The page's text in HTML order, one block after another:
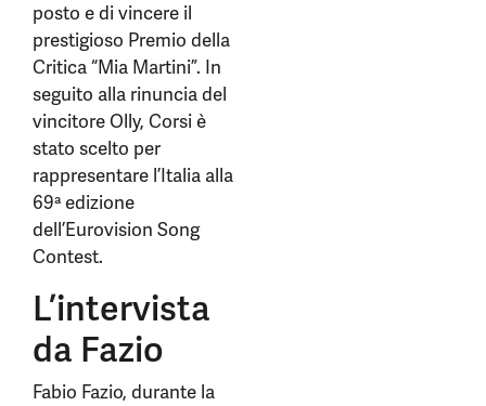
posto e di vincere il
prestigioso Premio della
Critica “Mia Martini”. In
seguito alla rinuncia del
vincitore Olly, Corsi è
stato scelto per
rappresentare l’Italia alla
69ª edizione
dell’Eurovision Song
Contest.
L’intervista
da Fazio
Fabio Fazio, durante la